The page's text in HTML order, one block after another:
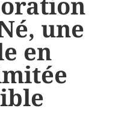
une
en